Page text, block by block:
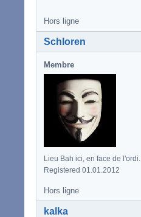
Hors ligne
Schloren
Membre
Lieu Bah ici, en face de l'ordi.
Registered 01.01.2012
Hors ligne
kalka